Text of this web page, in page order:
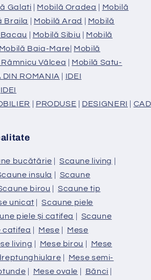
Galati | Mobilă Oradea | Mobilă
Braila | Mobilă Arad | Mobilă
| Mobilă Sibiu | Mobilă
Mobilă Baia-Mare| Mobilă
Vâlcea | Mobilă Satu-
DIN ROMANIA | IDEI
IDEI
| PRODUSE | DESIGNERI |
bucătărie | Scaune living |
insula | Scaune
birou | Scaune tip
unicat |Scaune piele
piele și catifea | Scaune
catifea | Mese | Mese
living | Mese birou | Mese
| Mese semi-
| Mese ovale | Bănci |